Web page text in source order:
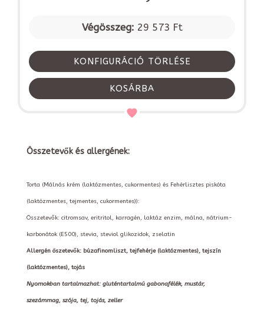
Végösszeg: 29 573 Ft
KONFIGURÁCIÓ TÖRLÉSE
KOSÁRBA
Összetevők és allergének:
Torta (Málnás krém (laktózmentes, cukormentes) és Fehérlisztes piskóta
(laktózmentes, tejmentes, cukormentes)):
Összetevők: citromsav, eritritol, karragén, laktáz enzim, málna, nátrium-
karbonátok (E500), stevia, steviol glikozidok, zselatin
Allergén öszetevők: búzafinomliszt, tejfehérje (laktózmentes), tejszín
(laktózmentes), tojás
Nyomokban tartalmazhat: gluténtartalmú gabonafélék, mustár,
szezámmag, szója, tej, tojás, zeller